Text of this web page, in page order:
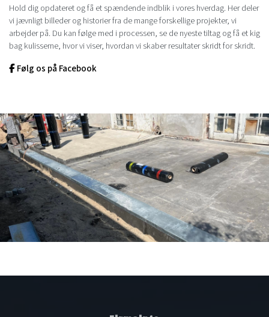
Hold dig opdateret og få et spændende indblik i vores hverdag. Her deler
vi jævnligt billeder og historier fra de mange forskellige projekter, vi
arbejder på. Du kan følge med i processen, se de nyeste tiltag og få et kig
bag kulisserne, hvor vi viser, hvordan vi skaber resultater skridt for skridt.
Følg os på Facebook